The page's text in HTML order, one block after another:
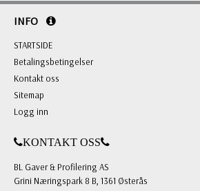
INFO
STARTSIDE
Betalingsbetingelser
Kontakt oss
Sitemap
Logg inn
KONTAKT OSS
BL Gaver & Profilering AS
Grini Næringspark 8 B, 1361 Østerås